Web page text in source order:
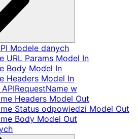
Modele danych
URL Params Model In
Body Model In
Headers Model In
w
Headers Model Out
Status odpowiedzi Model Out
Body Model Out